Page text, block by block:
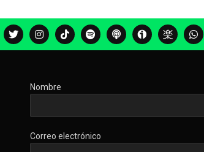
Nombre
Correo electrónico